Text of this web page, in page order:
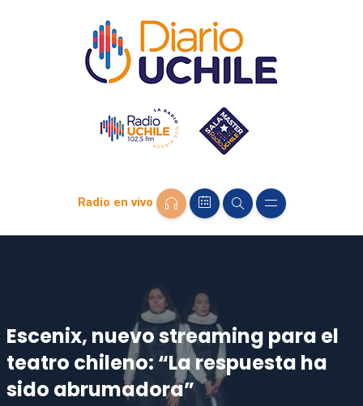
Radio en vivo
Escenix, nuevo streaming para el
teatro chileno: “La respuesta ha
sido abrumadora”